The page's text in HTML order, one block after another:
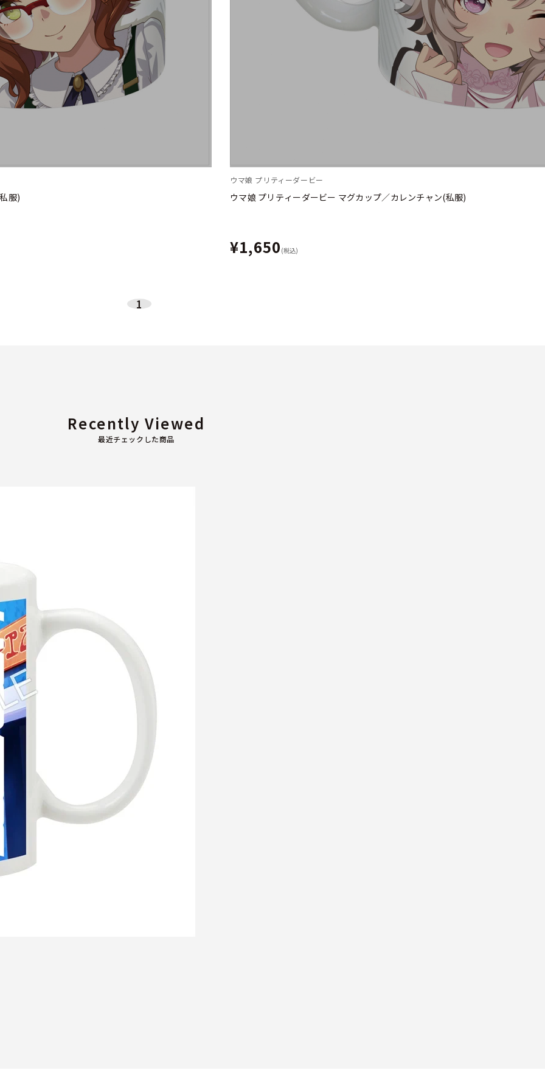
服)
ウマ娘 プリティーダービー
ウマ娘 プリティーダービー マグカップ／カレンチャン(私服)
¥1,650 (税込)
1
最近チェックした商品
Recently Viewed